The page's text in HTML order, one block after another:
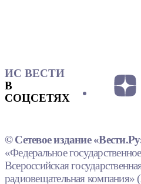
ИС ВЕСТИ
В
СОЦСЕТЯХ
© Сетевое издание
«Федеральное
Всероссийская
радиовещательная